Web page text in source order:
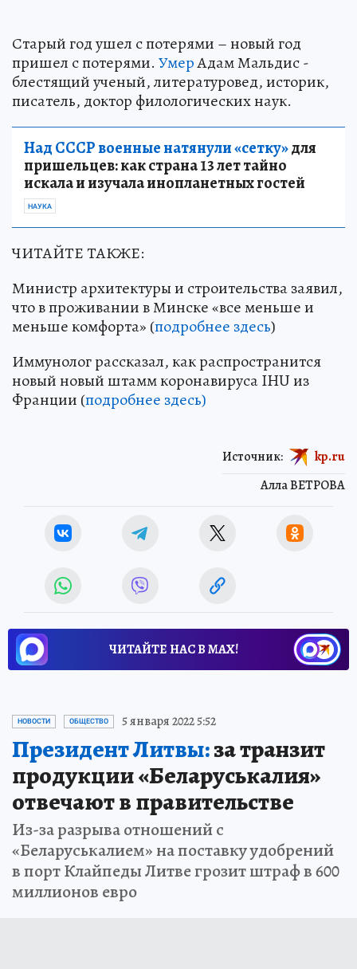
Старый год ушел с потерями – новый год
пришел с потерями. УмерАдам Мальдис -
блестящий ученый, литературовед, историк,
писатель, доктор филологических наук.
Над СССР военные натянули «сетку»для
пришельцев: как страна 13 лет тайно
искала и изучала инопланетных гостей
НАУКА
ЧИТАЙТЕ ТАКЖЕ:
Министр архитектуры и строительства заявил,
что в проживании в Минске «все меньше и
меньше комфорта» (подробнее здесь)
Иммунолог рассказал, как распространится
новый новый штамм коронавируса IHU из
Франции (подробнее здесь)
Алла ВЕТРОВА
Источник: kp.ru
ЧИТАЙТЕ НАС В МАХ!
НОВОСТИ ОБЩЕСТВО 5 января 2022 5:52
Президент Литвы:за транзит
продукции «Беларуськалия»
отвечают в правительстве
Из-за разрыва отношений с
«Беларуськалием» на поставку удобрений
в порт Клайпеды Литве грозит штраф в 600
миллионов евро